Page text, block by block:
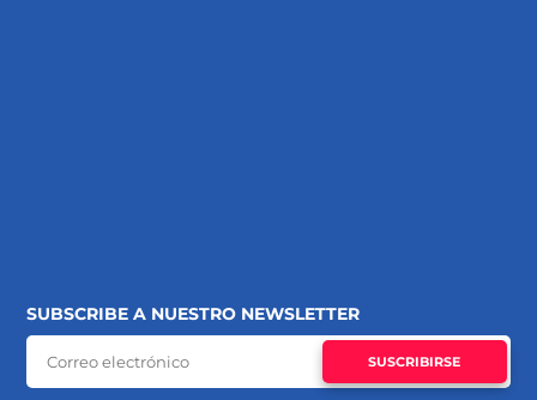
SUBSCRIBE A NUESTRO NEWSLETTER
SUSCRIBIRSE